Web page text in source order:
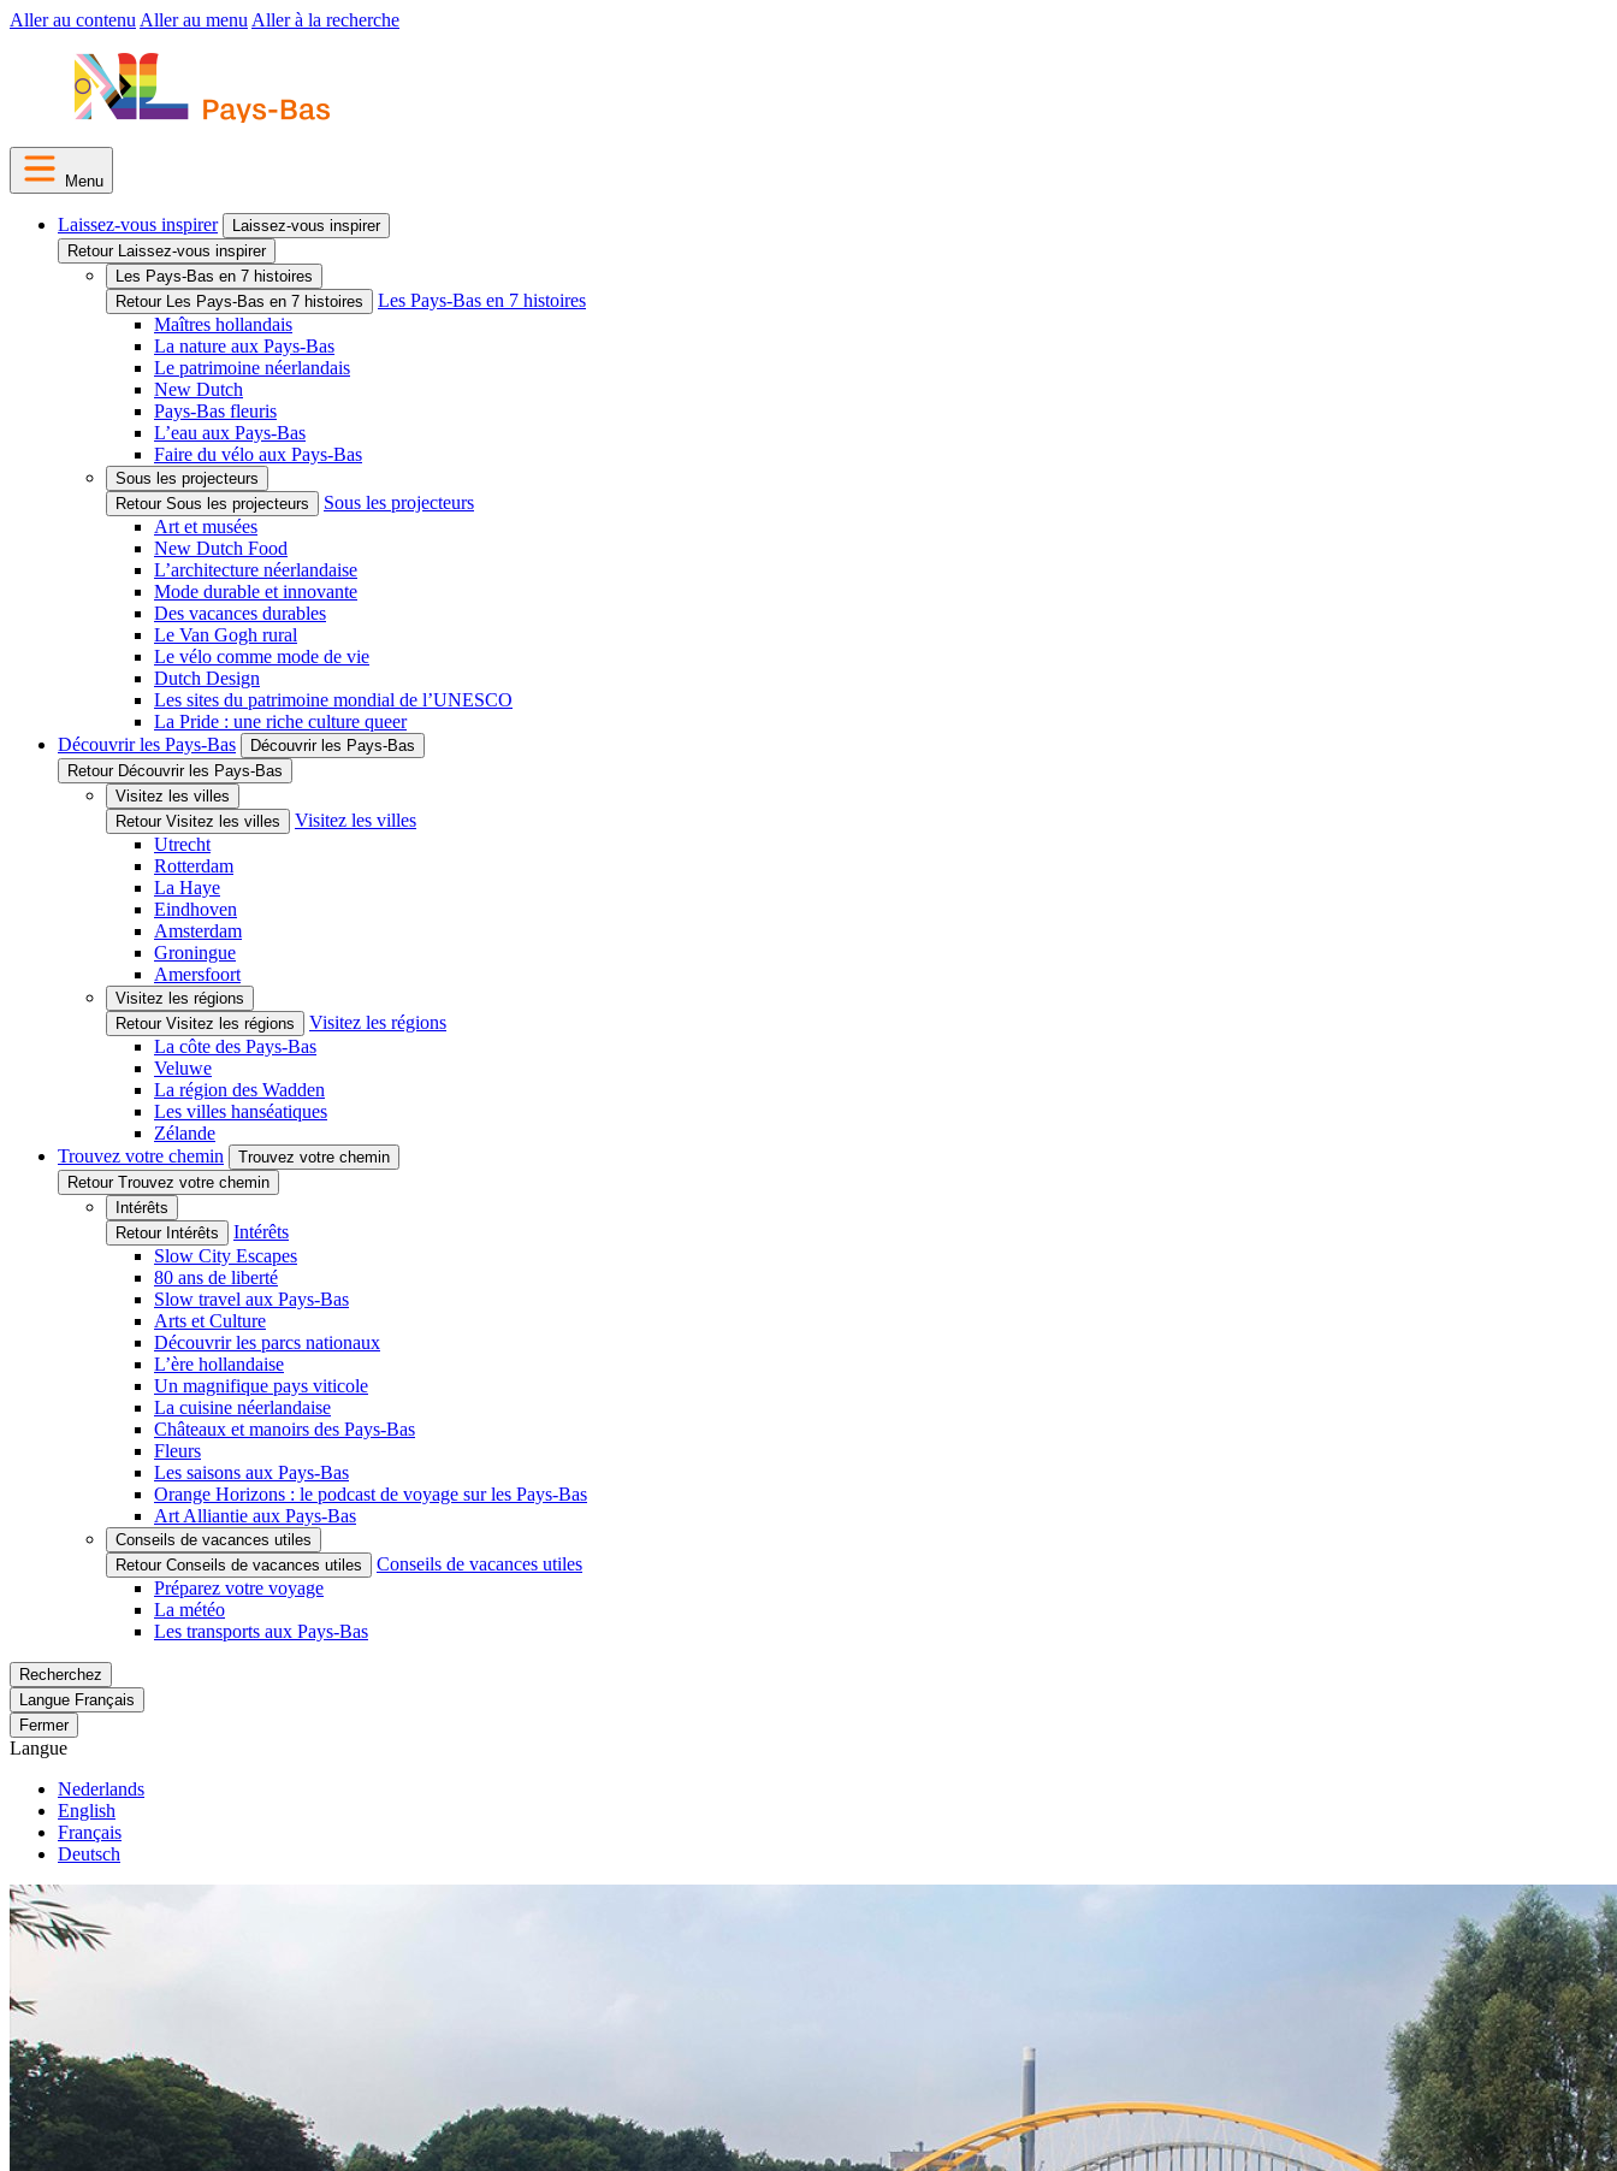
Aller au contenu Aller au menu Aller à la recherche
Menu
Laissez-vous inspirer
Laissez-vous inspirer
Retour Laissez-vous inspirer
Les Pays-Bas en 7 histoires
Retour Les Pays-Bas en 7 histoires
Les Pays-Bas en 7 histoires
Maîtres hollandais
La nature aux Pays-Bas
Le patrimoine néerlandais
New Dutch
Pays-Bas fleuris
L’eau aux Pays-Bas
Faire du vélo aux Pays-Bas
Sous les projecteurs
Retour Sous les projecteurs
Sous les projecteurs
Art et musées
New Dutch Food
L’architecture néerlandaise
Mode durable et innovante
Des vacances durables
Le Van Gogh rural
Le vélo comme mode de vie
Dutch Design
Les sites du patrimoine mondial de l’UNESCO
La Pride : une riche culture queer
Découvrir les Pays-Bas
Découvrir les Pays-Bas
Retour Découvrir les Pays-Bas
Visitez les villes
Retour Visitez les villes
Visitez les villes
Utrecht
Rotterdam
La Haye
Eindhoven
Amsterdam
Groningue
Amersfoort
Visitez les régions
Retour Visitez les régions
Visitez les régions
La côte des Pays-Bas
Veluwe
La région des Wadden
Les villes hanséatiques
Zélande
Trouvez votre chemin
Trouvez votre chemin
Retour Trouvez votre chemin
Intérêts
Retour Intérêts
Intérêts
Slow City Escapes
80 ans de liberté
Slow travel aux Pays-Bas
Arts et Culture
Découvrir les parcs nationaux
L’ère hollandaise
Un magnifique pays viticole
La cuisine néerlandaise
Châteaux et manoirs des Pays-Bas
Fleurs
Les saisons aux Pays-Bas
Orange Horizons : le podcast de voyage sur les Pays-Bas
Art Alliantie aux Pays-Bas
Conseils de vacances utiles
Retour Conseils de vacances utiles
Conseils de vacances utiles
Préparez votre voyage
La météo
Les transports aux Pays-Bas
Recherchez
Langue Français
Fermer
Langue
Nederlands
English
Français
Deutsch